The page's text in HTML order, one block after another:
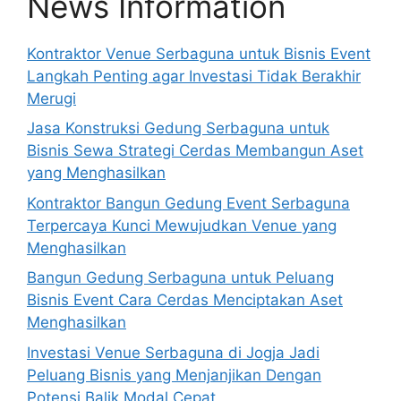
Kontraktor Venue Serbaguna untuk Bisnis Event
Langkah Penting agar Investasi Tidak Berakhir
Merugi
Jasa Konstruksi Gedung Serbaguna untuk
Bisnis Sewa Strategi Cerdas Membangun Aset
yang Menghasilkan
Kontraktor Bangun Gedung Event Serbaguna
Terpercaya Kunci Mewujudkan Venue yang
Menghasilkan
Bangun Gedung Serbaguna untuk Peluang
Bisnis Event Cara Cerdas Menciptakan Aset
Menghasilkan
Investasi Venue Serbaguna di Jogja Jadi
Peluang Bisnis yang Menjanjikan Dengan
Potensi Balik Modal Cepat